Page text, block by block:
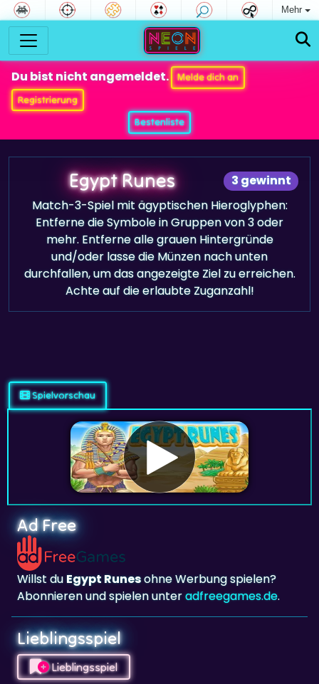
Mehr
Du bist nicht angemeldet.
Melde dich an
Registrierung
Bestenliste
3 gewinnt
Egypt Runes
Match-3-Spiel mit ägyptischen Hieroglyphen:
Entferne die Symbole in Gruppen von 3 oder
mehr. Entferne alle grauen Hintergründe
und/oder lasse die Münzen nach unten
durchfallen, um das angezeigte Ziel zu erreichen.
Achte auf die erlaubte Zuganzahl!
Spielvorschau
Ad Free
Willst duEgypt Runesohne Werbung spielen?
Abonnieren und spielen unteradfreegames.de.
Lieblingsspiel
Lieblingsspiel